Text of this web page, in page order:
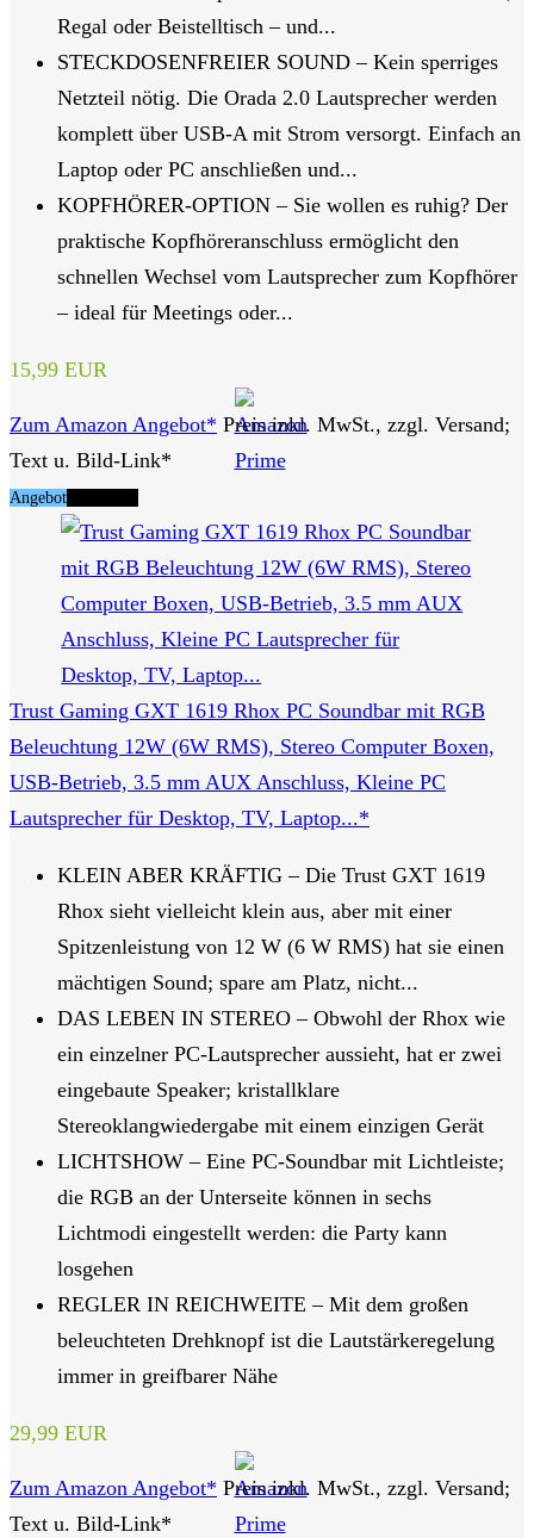
Regal oder Beistelltisch – und...
STECKDOSENFREIER SOUND – Kein sperriges
Netzteil nötig. Die Orada 2.0 Lautsprecher werden
komplett über USB-A mit Strom versorgt. Einfach an
Laptop oder PC anschließen und...
KOPFHÖRER-OPTION – Sie wollen es ruhig? Der
praktische Kopfhöreranschluss ermöglicht den
schnellen Wechsel vom Lautsprecher zum Kopfhörer
– ideal für Meetings oder...
15,99 EUR
Zum Amazon Angebot* Preis inkl. MwSt., zzgl. Versand;
Text u. Bild-Link*
Angebot
Trust Gaming GXT 1619 Rhox PC Soundbar mit RGB
Beleuchtung 12W (6W RMS), Stereo Computer Boxen,
USB-Betrieb, 3.5 mm AUX Anschluss, Kleine PC
Lautsprecher für Desktop, TV, Laptop...*
KLEIN ABER KRÄFTIG – Die Trust GXT 1619
Rhox sieht vielleicht klein aus, aber mit einer
Spitzenleistung von 12 W (6 W RMS) hat sie einen
mächtigen Sound; spare am Platz, nicht...
DAS LEBEN IN STEREO – Obwohl der Rhox wie
ein einzelner PC-Lautsprecher aussieht, hat er zwei
eingebaute Speaker; kristallklare
Stereoklangwiedergabe mit einem einzigen Gerät
LICHTSHOW – Eine PC-Soundbar mit Lichtleiste;
die RGB an der Unterseite können in sechs
Lichtmodi eingestellt werden: die Party kann
losgehen
REGLER IN REICHWEITE – Mit dem großen
beleuchteten Drehknopf ist die Lautstärkeregelung
immer in greifbarer Nähe
29,99 EUR
Zum Amazon Angebot* Preis inkl. MwSt., zzgl. Versand;
Text u. Bild-Link*